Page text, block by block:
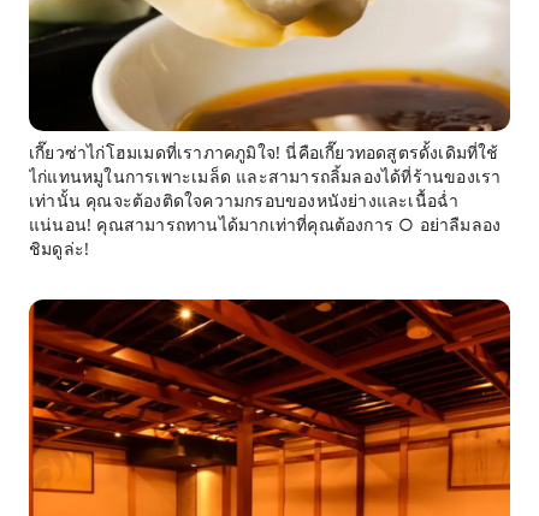
เกี๊ยวซ่าไก่โฮมเมดที่เราภาคภูมิใจ! นี่คือเกี๊ยวทอดสูตรดั้งเดิมที่ใช้
ไก่แทนหมูในการเพาะเมล็ด และสามารถลิ้มลองได้ที่ร้านของเรา
เท่านั้น คุณจะต้องติดใจความกรอบของหนังย่างและเนื้อฉ่ำ
แน่นอน! คุณสามารถทานได้มากเท่าที่คุณต้องการ ○ อย่าลืมลอง
ชิมดูล่ะ!